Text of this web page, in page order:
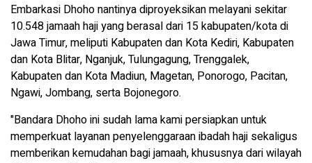
Embarkasi Dhoho nantinya diproyeksikan melayani sekitar
10.548 jamaah haji yang berasal dari 15 kabupaten/kota di
Jawa Timur, meliputi Kabupaten dan Kota Kediri, Kabupaten
dan Kota Blitar, Nganjuk, Tulungagung, Trenggalek,
Kabupaten dan Kota Madiun, Magetan, Ponorogo, Pacitan,
Ngawi, Jombang, serta Bojonegoro.
"Bandara Dhoho ini sudah lama kami persiapkan untuk
memperkuat layanan penyelenggaraan ibadah haji sekaligus
memberikan kemudahan bagi jamaah, khususnya dari wilayah